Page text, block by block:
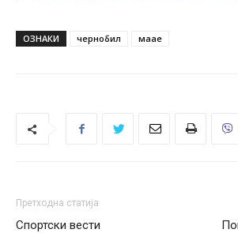
ОЗНАКИ чернобил маае
Претходна статија
Спортски вести